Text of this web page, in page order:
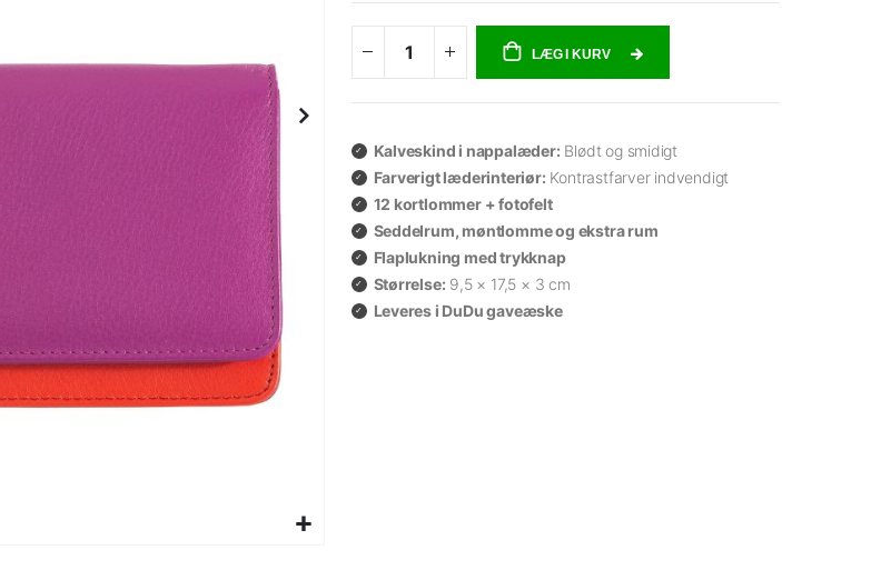
LÆG I KURV
Kalveskind i nappalæder: Blødt og smidigt
Farverigt læderinteriør: Kontrastfarver indvendigt
12 kortlommer + fotofelt
Seddelrum, møntlomme og ekstra rum
Flaplukning med trykknap
Størrelse: 9,5 × 17,5 × 3 cm
Leveres i DuDu gaveæske